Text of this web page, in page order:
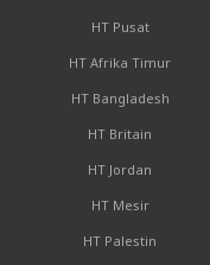
HT Pusat
HT Afrika Timur
HT Bangladesh
HT Britain
HT Jordan
HT Mesir
HT Palestin